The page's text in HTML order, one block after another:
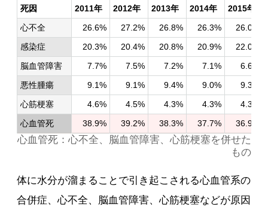
死因 2011年 2012年 2013年 2014年 2015年
心不全
26.6% 27.2% 26.8% 26.3%
26.0%
感染症
20.3% 20.4% 20.8% 20.9%
22.0%
脳血管障害
7.7% 7.5% 7.2% 7.1%
6.6%
悪性腫瘍
9.1% 9.1% 9.4% 9.0%
9.3%
心筋梗塞
4.6% 4.5% 4.3% 4.3%
4.3%
心血管死
38.9% 39.2% 38.3% 37.7% 36.9%
心血管死：心不全、脳血管障害、心筋梗塞を併せた
もの
体に水分が溜まることで引き起こされる心血管系の
合併症、心不全、脳血管障害、心筋梗塞などが原因